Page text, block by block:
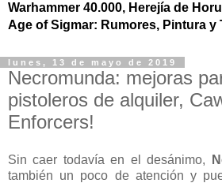
Warhammer 40.000, Herejía de
Age of Sigmar: Rumores, Pintura y
lunes, 13 de mayo de 2019
Necromunda: mejoras
pistoleros de alquiler,
Enforcers!
Sin caer todavía en el desánimo,
también un poco de atención y